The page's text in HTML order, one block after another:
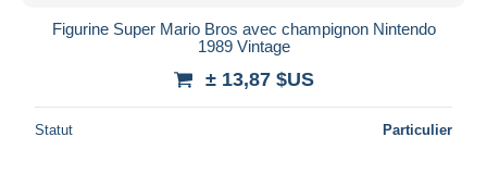
Figurine Super Mario Bros avec champignon Nintendo
1989 Vintage
± 13,87 $US
Statut Particulier